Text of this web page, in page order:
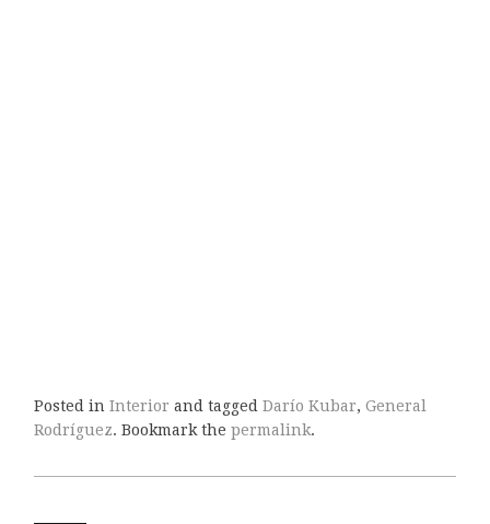
Posted in Interior and tagged Darío Kubar, General
Rodríguez. Bookmark the permalink.